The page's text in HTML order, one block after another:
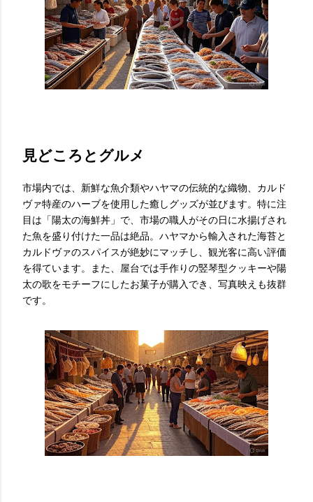
見どころとグルメ
市場内では、新鮮な魚介類やハヤマの伝統的な織物、カルド
ヴァ特産のハーブを使用した癒しグッズが並びます。特に注
目は「陽太の海鮮丼」で、市場の職人がその日に水揚げされ
た魚を盛り付けた一品は絶品。ハヤマから輸入された海苔と
カルドヴァのスパイスが絶妙にマッチし、観光客に高い評価
を得ています。また、屋台では手作りの竪琴型クッキーや陽
太の歌をモチーフにしたお菓子が購入でき、写真映えも抜群
です。